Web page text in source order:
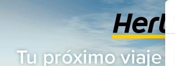
Sábado 8 de Agosto
de 2026
17.9ºc | Buenos Aires, AR